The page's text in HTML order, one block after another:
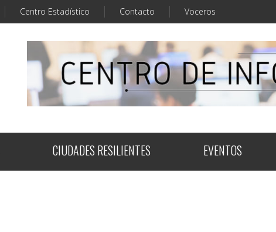
Centro Estadístico Contacto Voceros
CIUDADES RESILIENTES EVENTOS